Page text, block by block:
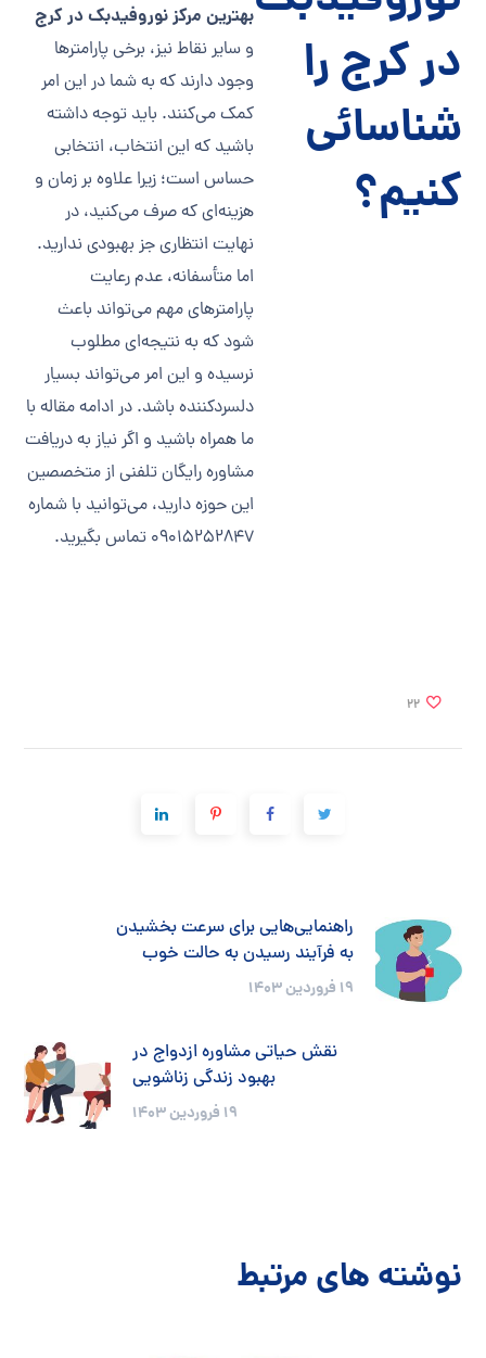
در کرج را
شناسائی
کنیم؟
بهترین مرکز نوروفیدبک در کرج
و سایر نقاط نیز، برخی پارامترها
وجود دارند که به شما در این امر
کمک می‌کنند. باید توجه داشته
باشید که این انتخاب، انتخابی
حساس است؛ زیرا علاوه بر زمان و
هزینه‌ای که صرف می‌کنید، در
نهایت انتظاری جز بهبودی ندارید.
اما متأسفانه، عدم رعایت
پارامترهای مهم می‌تواند باعث
شود که به نتیجه‌ای مطلوب
نرسیده و این امر می‌تواند بسیار
دلسرد‌کننده باشد. در ادامه مقاله با
ما همراه باشید و اگر نیاز به دریافت
مشاوره رایگان تلفنی از متخصصین
این حوزه دارید، می‌توانید با شماره
09015252847 تماس بگیرید.
22
راهنمایی‌هایی برای سرعت بخشیدن
به فرآیند رسیدن به حالت خوب
19 فروردین 1403
نقش حیاتی مشاوره ازدواج در
بهبود زندگی زناشویی
19 فروردین 1403
نوشته های مرتبط